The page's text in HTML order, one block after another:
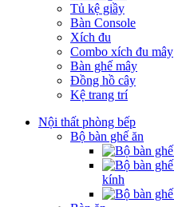
Tủ kệ giầy
Bàn Console
Xích đu
Combo xích đu mây
Bàn ghế mây
Đồng hồ cây
Kệ trang trí
Nội thất phòng bếp
Bộ bàn ghế ăn
kính